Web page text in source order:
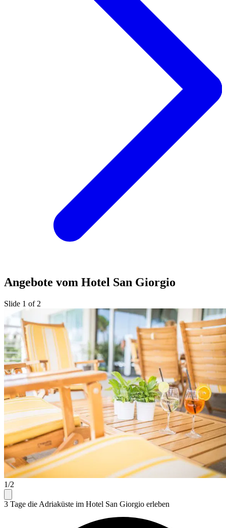
Angebote vom Hotel San Giorgio
Slide 1 of 2
1/2
3 Tage die Adriaküste im Hotel San Giorgio erleben